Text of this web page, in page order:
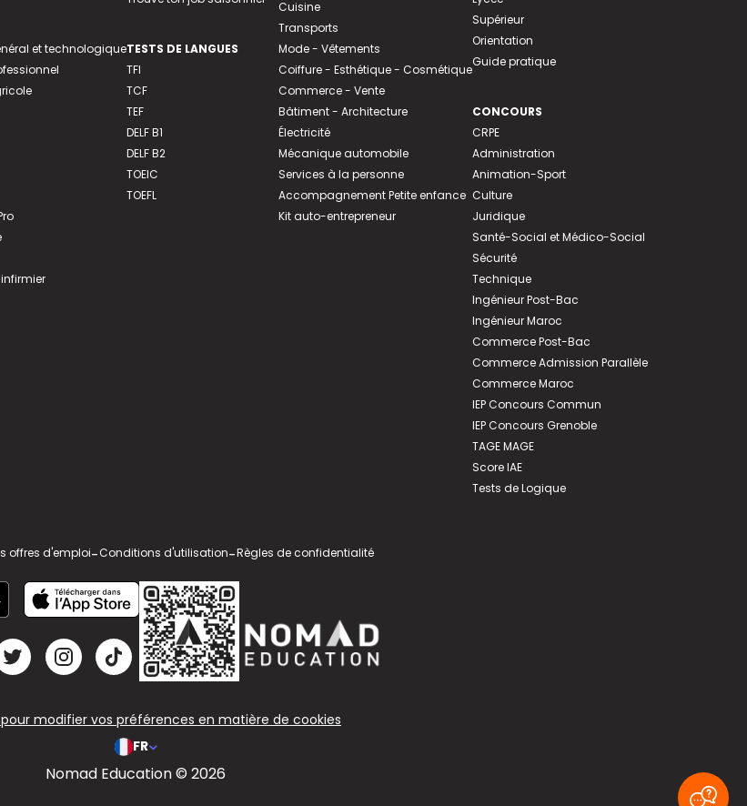
et technologiqueTESTS DE LANGUES
TFI
TCF
TEF
DELF B1
DELF B2
TOEIC
TOEFL
Cuisine
Transports
Mode - Vêtements
Coiffure - Esthétique - Cosmétique
Commerce - Vente
Bâtiment - Architecture
Électricité
Mécanique automobile
Services à la personne
Accompagnement Petite enfance
Kit auto-entrepreneur
Supérieur
Orientation
Guide pratique
CONCOURS
CRPE
Administration
Animation-Sport
Culture
Juridique
Santé-Social et Médico-Social
Sécurité
Technique
Ingénieur Post-Bac
Ingénieur Maroc
Commerce Post-Bac
Commerce Admission Parallèle
Commerce Maroc
IEP Concours Commun
IEP Concours Grenoble
TAGE MAGE
Score IAE
Tests de Logique
offres d'emploi-Conditions d'utilisation-Règles de confidentialité
modifier vos préférences en matière de cookies
FR
Nomad Education © 2026